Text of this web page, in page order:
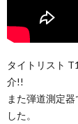
タイトリスト
介!!
また弾道測定
した。